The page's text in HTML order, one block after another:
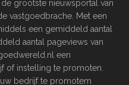
grootste nieuwsportal van
vastgoedbrache. Met een
een gemiddeld aantal
aantal pageviews van
een
of instelling te promoten.
bedrijf te promotem